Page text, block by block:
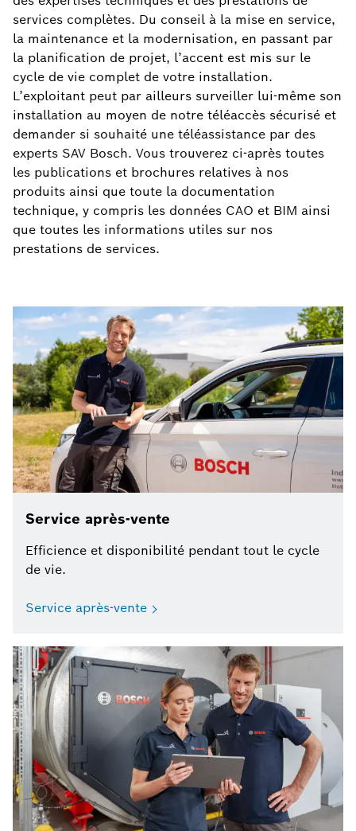
services complètes. Du conseil à la mise en service,
la maintenance et la modernisation, en passant par
la planification de projet, l’accent est mis sur le
cycle de vie complet de votre installation.
L’exploitant peut par ailleurs surveiller lui-même son
installation au moyen de notre téléaccès sécurisé et
demander si souhaité une téléassistance par des
experts SAV Bosch. Vous trouverez ci-après toutes
les publications et brochures relatives à nos
produits ainsi que toute la documentation
technique, y compris les données CAO et BIM ainsi
que toutes les informations utiles sur nos
prestations de services.
Service après-vente
Efficience et disponibilité pendant tout le cycle
de vie.
Service après-vente